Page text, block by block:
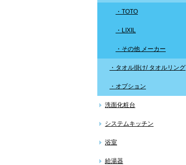
・TOTO
・LIXIL
・その他 メーカー
・タオル掛け/ タオルリング
・オプション
洗面化粧台
システムキッチン
浴室
給湯器